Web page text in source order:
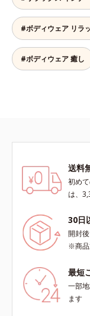
#ボディウェア リラ
#ボディウェア 癒し
送料
初め
は、
30日
開封
※商品
最短
一部
ます